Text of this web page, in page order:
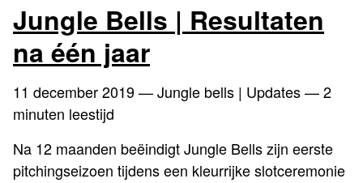
Jungle Bells | Resultaten
na één jaar
11 december 2019— Jungle bells | Updates — 2
minuten leestijd
Na 12 maanden beëindigt Jungle Bells zijn eerste
pitchingseizoen tijdens een kleurrijke slotceremonie